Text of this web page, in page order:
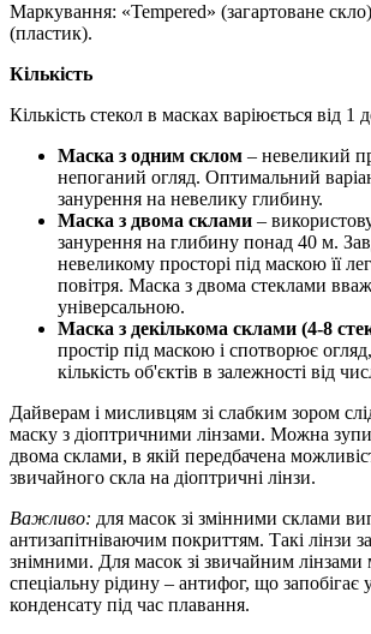
Маркування: «Tempered» (загартоване
(пластик).
Кількість
Кількість стекол в масках варіюється від 1
Маска з одним склом – невеликий
непоганий огляд. Оптимальний
занурення на невелику глибину.
Маска з двома склами –
занурення на глибину понад 40 м.
невеликому просторі під маскою її
повітря. Маска з двома стеклами
універсальною.
Маска з декількома склами (4-8
простір під маскою і спотворює
кількість об'єктів в залежності від
Дайверам і мисливцям зі слабким зором
маску з діоптричними лінзами. Можна
двома склами, в якій передбачена
звичайного скла на діоптричні лінзи.
Важливо: для масок зі змінними склами
антизапітніваючим покриттям. Такі лінзи
знімними. Для масок зі звичайним
спеціальну рідину – антифог, що
конденсату під час плавання.